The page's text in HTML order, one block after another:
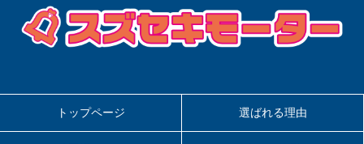
トップページ 選ばれる理由